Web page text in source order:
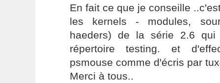
En fait ce que je conseille
les kernels - modules,
haeders) de la série 2.6
répertoire testing. et
psmouse comme d'écris par
Merci à tous..